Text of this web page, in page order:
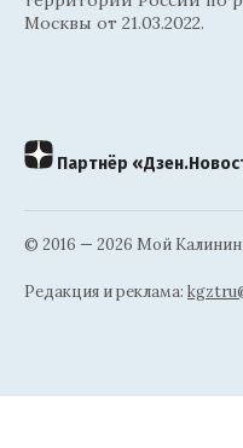
Москвы от 21.03.2022.
Партнёр
© 2016 — 2026 Мой
Редакция и реклама: